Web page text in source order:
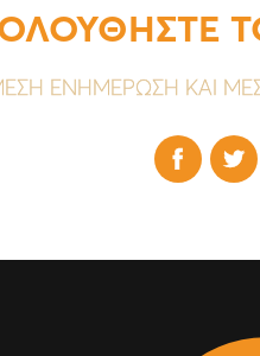
ΕΝΗΜΕΡΩΣΗ ΚΑΙ
 